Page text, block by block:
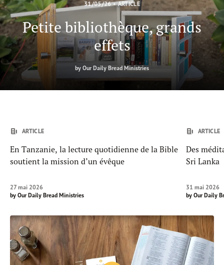
31/05/26 • ARTICLE
Petite bibliothèque, grands
effets
by Our Daily Bread Ministries
ARTICLE
En Tanzanie, la lecture quotidienne de la Bible
soutient la mission d’un évêque
27 mai 2026
by Our Daily Bread Ministries
ARTICLE
Des
Sri Lanka
31 mai 2026
by Our Daily
Jouer